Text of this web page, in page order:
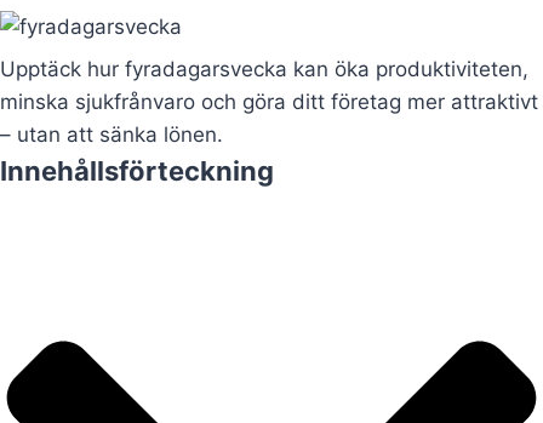
Upptäck hur fyradagarsvecka kan öka produktiviteten,
minska sjukfrånvaro och göra ditt företag mer attraktivt
– utan att sänka lönen.
Innehållsförteckning